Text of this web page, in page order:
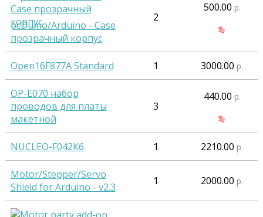
pcDuino/Arduino - Case
прозрачный корпус
2
500.00 р.
Open16F877A Standard 1 3000.00 р.
OP-E070 набор
проводов для платы
макетной
3
440.00 р.
NUCLEO-F042K6 1 2210.00 р.
Motor/Stepper/Servo
Shield for Arduino - v2.3
1 2000.00 р.